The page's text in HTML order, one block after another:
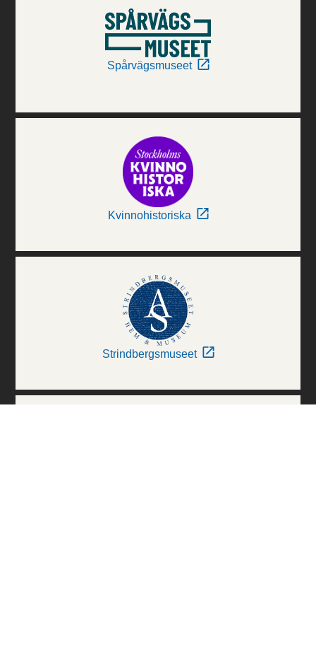
Spårvägsmuseet
Kvinnohistoriska
Strindbergsmuseet